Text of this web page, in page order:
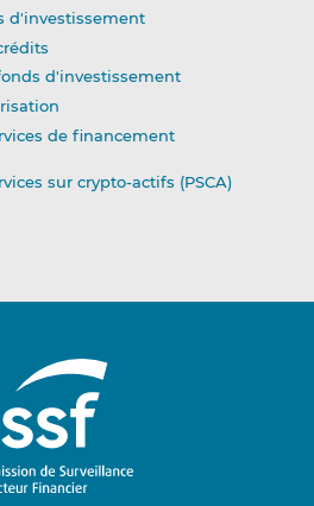
d'investissement
d'investissement
de financement
sur crypto-actifs (PSCA)